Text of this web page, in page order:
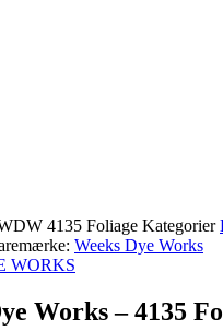
4135 Foliage Kategorier
Weeks Dye Works
WORKS
Works – 4135